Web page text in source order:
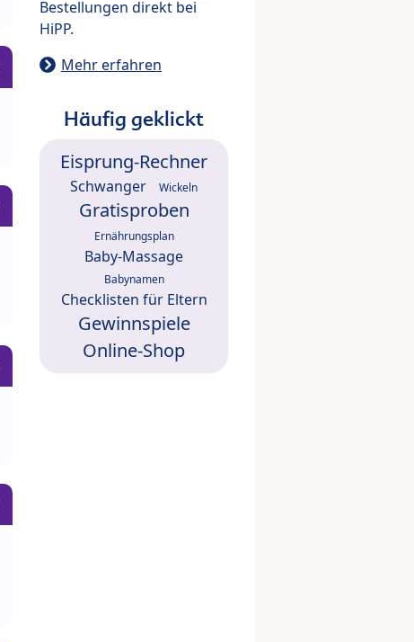
Bestellungen direkt bei
HiPP.
Mehr erfahren
Häufig geklickt
Eisprung-Rechner
Schwanger Wickeln
Gratisproben
Ernährungsplan
Baby-Massage
Babynamen
Checklisten für Eltern
Gewinnspiele
Online-Shop